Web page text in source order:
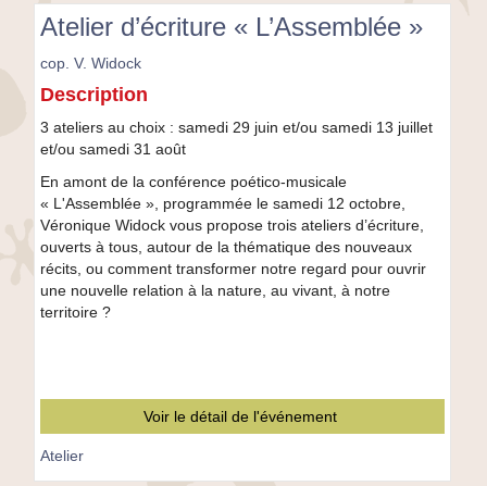
Atelier d’écriture « L’Assemblée »
cop. V. Widock
d’écriture
«
L’Assemblée
Description
3 ateliers au choix : samedi 29 juin et/ou samedi 13 juillet
et/ou samedi 31 août
En amont de la conférence poético-musicale
« L'Assemblée », programmée le samedi 12 octobre,
Véronique Widock vous propose trois ateliers d’écriture,
ouverts à tous, autour de la thématique des nouveaux
récits, ou comment transformer notre regard pour ouvrir
une nouvelle relation à la nature, au vivant, à notre
territoire ?
Voir le détail de l'événement
Atelier